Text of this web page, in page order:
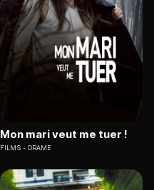
Mon mari veut me tuer !
FILMS DRAME